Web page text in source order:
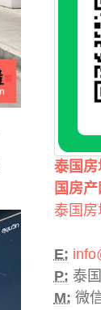
泰国
国房产
泰国
E:
P: 泰
M: 微